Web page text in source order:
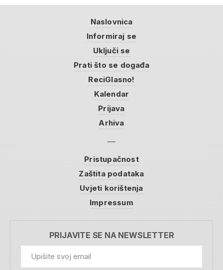
Naslovnica
Informiraj se
Uključi se
Prati što se događa
ReciGlasno!
Kalendar
Prijava
Arhiva
Pristupačnost
Zaštita podataka
Uvjeti korištenja
Impressum
PRIJAVITE SE NA NEWSLETTER